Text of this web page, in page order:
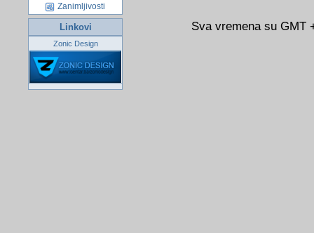
Zanimljivosti
Linkovi
Zonic Design
Sva vremena su GMT